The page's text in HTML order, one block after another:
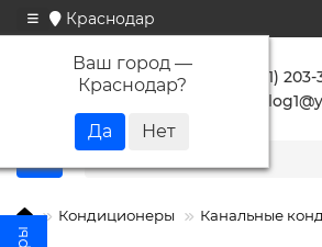
Краснодар
Ваш город —
Краснодар?
+7 (861)
Кондиционеры Канальные